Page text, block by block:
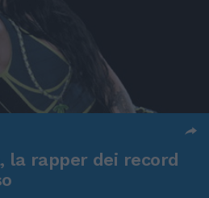
la rapper dei record